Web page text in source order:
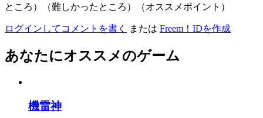
ところ）（難しかったところ）（オススメポイント）
ログインしてコメントを書く または Freem！IDを作成
あなたにオススメのゲーム
機雷神